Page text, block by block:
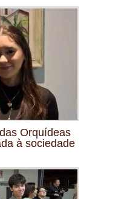
Orquídeas
à sociedade